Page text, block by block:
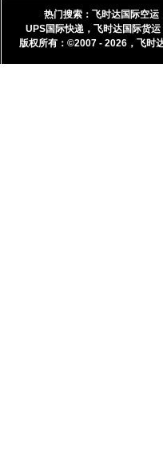
热门搜索： 飞时达国际空运
UPS国际快递 ， 飞时达国际货运
版权所有：©2007 - 2026， 飞时